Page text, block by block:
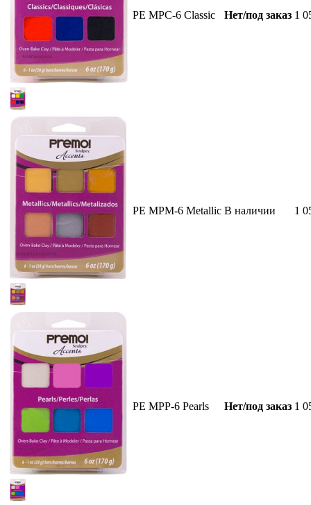
PE MPC-6 Classic Нет/под заказ 1
PE MPM-6 Metallic В наличии 1
PE MPP-6 Pearls Нет/под заказ 1